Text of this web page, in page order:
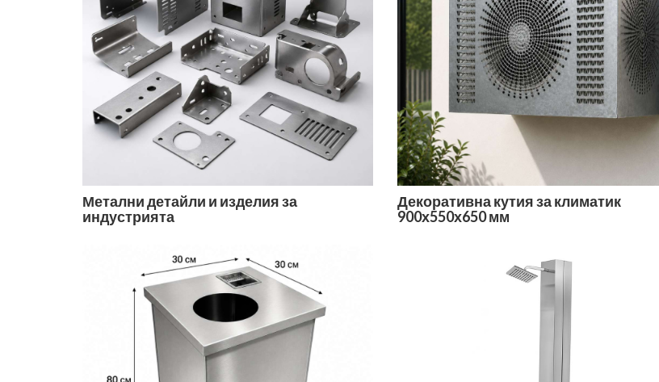
Метални детайли и изделия за
индустрията
Декоративна кутия за климатик
900х550х650 мм